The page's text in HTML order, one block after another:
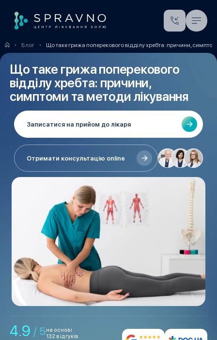
Блог Що таке грижа поперекового відділу хребта: причини,
Що таке грижа поперекового
відділу хребта: причини,
симптоми та методи лікування
Записатися на прийом до лікаря
Отримати консультацію online
4.9 / 5на основі
132 відгуків